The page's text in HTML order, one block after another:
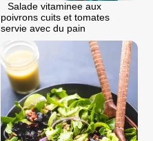
Salade vitaminee aux
poivrons cuits et tomates
servie avec du pain